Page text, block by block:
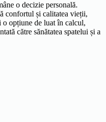
o decizie personală.
confortul și calitatea vieții,
opțiune de luat în calcul,
către sănătatea spatelui și a